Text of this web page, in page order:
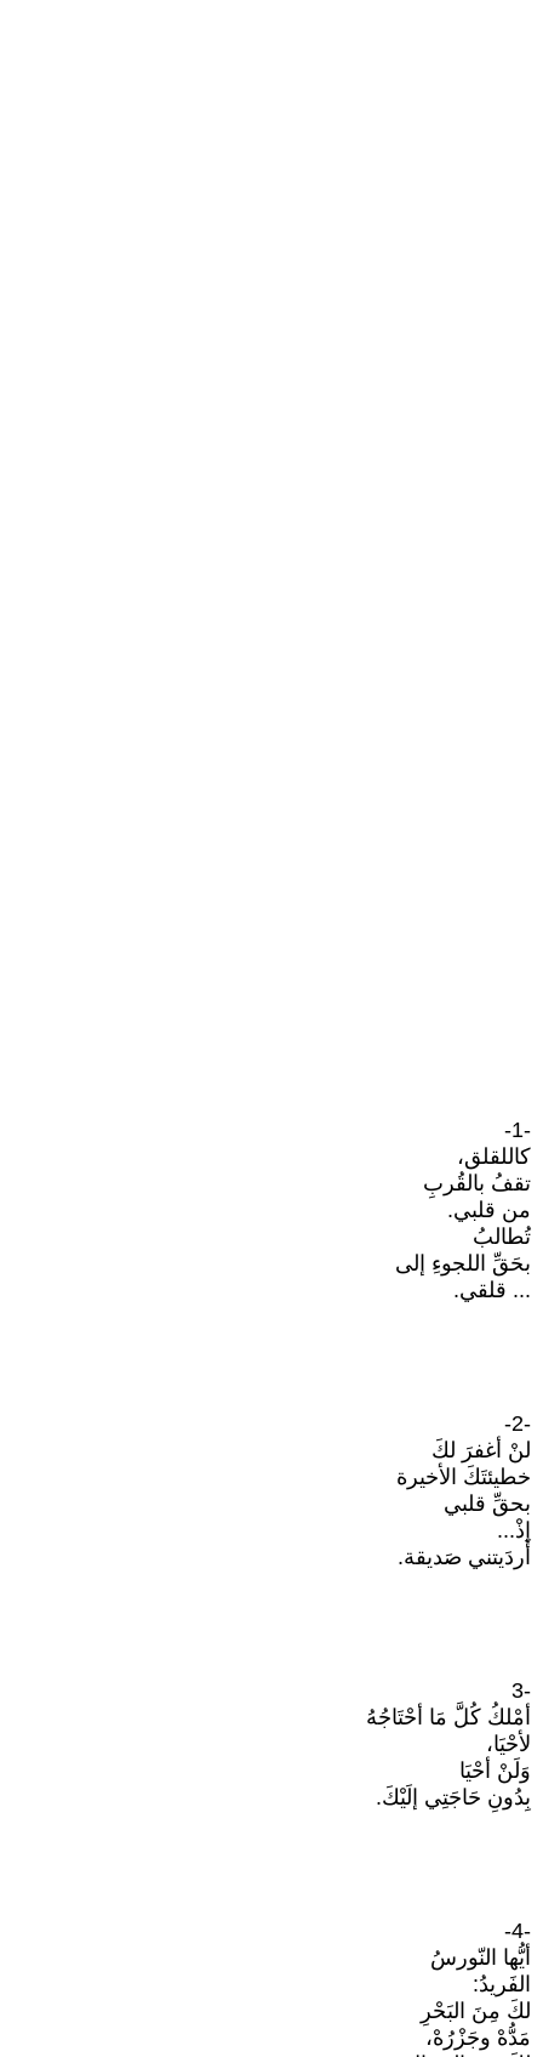
-1-
كاللقلق،
تقفُ بالقُربِ
من قلبي.
تُطالبُ
بحَقِّ اللجوءِ إلى
... قلقي.
-2-
لنْ أغفرَ لكَ
خطيئتَكَ الأخيرة
بحقِّ قلبي
إذْ...
أَردَيتني صَديقة.
-3
أمْلكُ كُلَّ مَا أحْتَاجُهُ
لأحْيَا،
وَلَنْ أحْيَا
بِدُونِ حَاجَتِي إلَيْكَ.
-4-
أيُّها النّورسُ
الفَريدُ:
لكَ مِنَ البَحْرِ
مَدُّهْ وجَزْرُهْ،